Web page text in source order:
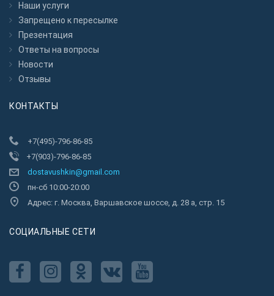
Наши услуги
Запрещено к пересылкe
Презентация
Ответы на вопросы
Новости
Отзывы
КОНТАКТЫ
+7(495)-796-86-85
+7(903)-796-86-85
dostavushkin@gmail.com
пн-сб 10:00-20:00
Адрес: г. Москва, Варшавское шоссе, д. 28 а, стр. 15
CОЦИАЛЬНЫЕ СЕТИ